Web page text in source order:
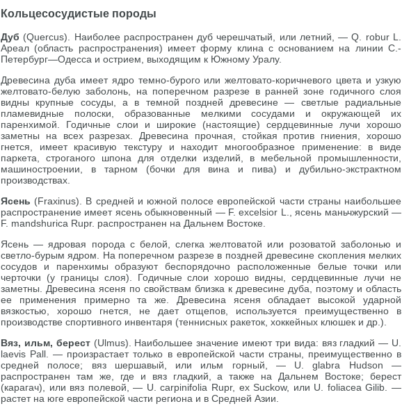
Кольцесосудистые породы
Дуб (Quercus). Наиболее распространен дуб черешчатый, или летний, — Q. robur L.
Ареал (область распространения) имеет форму клина с основанием на линии С.-
Петербург—Одесса и острием, выходящим к Южному Уралу.
Древесина дуба имеет ядро темно-бурого или желтовато-коричневого цвета и узкую
желтовато-белую заболонь, на поперечном разрезе в ранней зоне годичного слоя
видны крупные сосуды, а в темной поздней древесине — светлые радиальные
пламевидные полоски, образованные мелкими сосудами и окружающей их
паренхимой. Годичные слои и широкие (настоящие) сердцевинные лучи хорошо
заметны на всех разрезах. Древесина прочная, стойкая против гниения, хорошо
гнется, имеет красивую текстуру и находит многообразное применение: в виде
паркета, строганого шпона для отделки изделий, в мебельной промышленности,
машиностроении, в тарном (бочки для вина и пива) и дубильно-экстрактном
производствах.
Ясень (Fraxinus). В средней и южной полосе европейской части страны наибольшее
распространение имеет ясень обыкновенный — F. excelsior L., ясень маньчжурский —
F. mandshurica Rupr. распространен на Дальнем Востоке.
Ясень — ядровая порода с белой, слегка желтоватой или розоватой заболонью и
светло-бурым ядром. На поперечном разрезе в поздней древесине скопления мелких
сосудов и паренхимы образуют беспорядочно расположенные белые точки или
черточки (у границы слоя). Годичные слои хорошо видны, сердцевинные лучи не
заметны. Древесина ясеня по свойствам близка к древесине дуба, поэтому и область
ее применения примерно та же. Древесина ясеня обладает высокой ударной
вязкостью, хорошо гнется, не дает отщепов, используется преимущественно в
производстве спортивного инвентаря (теннисных ракеток, хоккейных клюшек и др.).
Вяз, ильм, берест(Ulmus). Наибольшее значение имеют три вида: вяз гладкий — U.
laevis Pall. — произрастает только в европейской части страны, преимущественно в
средней полосе; вяз шершавый, или ильм горный, — U. glabra Hudson —
распространен там же, где и вяз гладкий, а также на Дальнем Востоке; берест
(карагач), или вяз полевой, — U. carpinifolia Rupr, ex Suckow, или U. foliacea Gilib. —
растет на юге европейской части региона и в Средней Азии.